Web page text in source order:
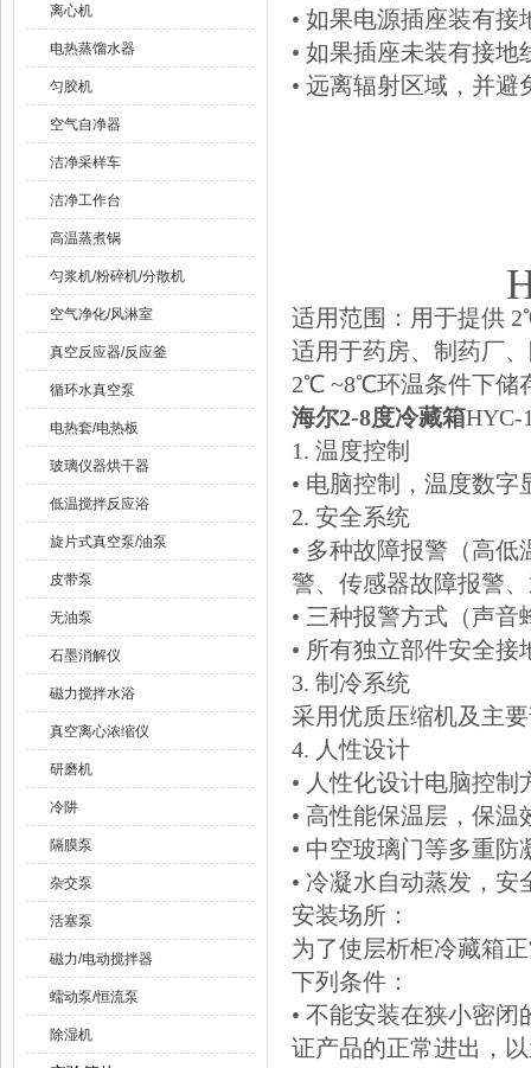
离心机
电热蒸馏水器
匀胶机
空气自净器
洁净采样车
洁净工作台
高温蒸煮锅
匀浆机/粉碎机/分散机
空气净化/风淋室
真空反应器/反应釜
循环水真空泵
电热套/电热板
玻璃仪器烘干器
低温搅拌反应浴
旋片式真空泵/油泵
皮带泵
无油泵
石墨消解仪
磁力搅拌水浴
真空离心浓缩仪
研磨机
冷阱
隔膜泵
杂交泵
活塞泵
磁力/电动搅拌器
蠕动泵/恒流泵
除湿机
• 如果电源插座装有
• 如果插座未装有接
• 远离辐射区域，并
适用范围：用于提供
适用于药房、制药厂
2℃ ~8℃环温条件下储
海尔2-8度冷藏箱HYC-
1. 温度控制
• 电脑控制，温度数
2. 安全系统
• 多种故障报警（高
警、传感器故障报警
• 三种报警方式（声
• 所有独立部件安全接
3. 制冷系统
采用优质压缩机及主
4. 人性设计
• 人性化设计电脑控
• 高性能保温层，保温
• 中空玻璃门等多重防
• 冷凝水自动蒸发，
安装场所：
为了使层析柜冷藏箱
下列条件：
• 不能安装在狭小密
证产品的正常进出，